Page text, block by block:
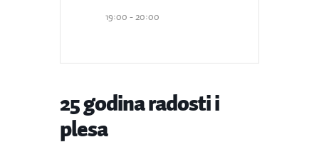
19:00 - 20:00
25 godina radosti i
plesa